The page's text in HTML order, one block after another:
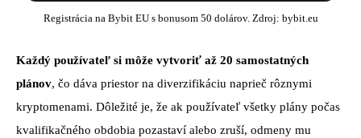
Registrácia na Bybit EU s bonusom 50 dolárov. Zdroj: bybit.eu
Každý používateľ si môže vytvoriť až 20 samostatných
plánov, čo dáva priestor na diverzifikáciu naprieč rôznymi
kryptomenami. Dôležité je, že ak používateľ všetky plány počas
kvalifikačného obdobia pozastaví alebo zruší, odmeny mu